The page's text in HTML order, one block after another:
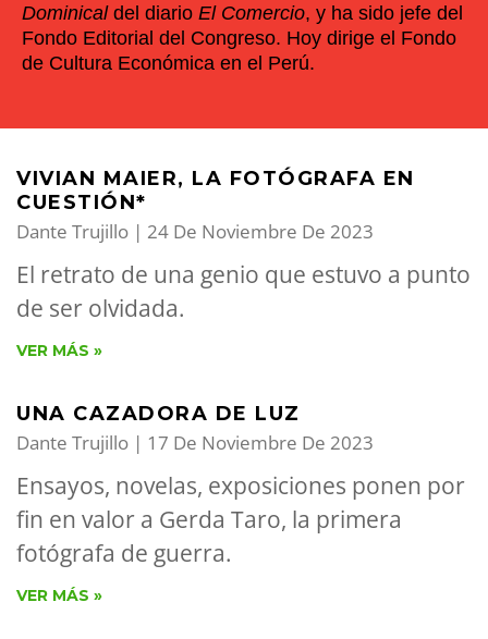
Dominicaldel diario El Comercio, y ha sido jefe del
Fondo Editorial del Congreso. Hoy dirige el Fondo
de Cultura Económica en el Perú.
VIVIAN MAIER, LA FOTÓGRAFA EN
CUESTIÓN*
Dante Trujillo 24 De Noviembre De 2023
El retrato de una genio que estuvo a punto
de ser olvidada.
VER MÁS »
UNA CAZADORA DE LUZ
Dante Trujillo 17 De Noviembre De 2023
Ensayos, novelas, exposiciones ponen por
fin en valor a Gerda Taro, la primera
fotógrafa de guerra.
VER MÁS »